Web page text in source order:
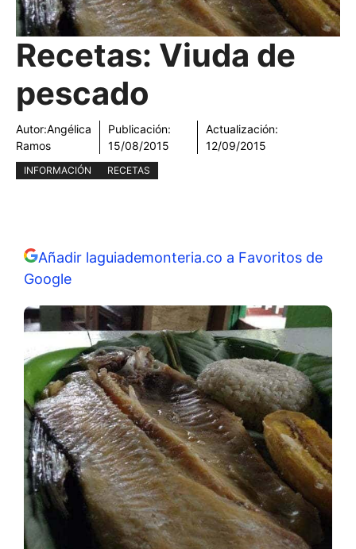
Recetas: Viuda de
pescado
Autor:Angélica
Ramos
Publicación:
15/08/2015
Actualización:
12/09/2015
INFORMACIÓN RECETAS
Añadir laguiademonteria.co a Favoritos de
Google